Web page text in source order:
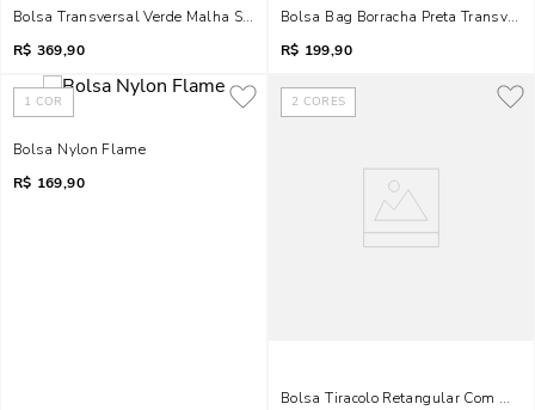
Bolsa Transversal Verde Malha Strass
R$ 369,90
Bolsa Bag Borracha Preta
R$ 199,90
1 COR
Bolsa Nylon Flame
R$ 169,90
2 CORES
Bolsa Tiracolo Retangular Com